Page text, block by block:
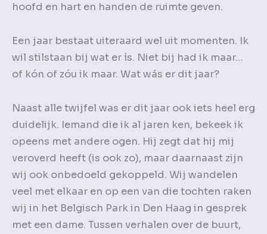
hoofd en hart en handen de ruimte geven.
Een jaar bestaat uiteraard wel uit momenten. Ik
wil stilstaan bij wat er ís. Niet bij had ik maar…
of kón of zóu ik maar. Wat wás er dit jaar?
Naast alle twijfel was er dit jaar ook iets heel erg
duidelijk. Iemand die ik al jaren ken, bekeek ik
opeens met andere ogen. Hij zegt dat hij mij
veroverd heeft (is ook zo), maar daarnaast zijn
wij ook onbedoeld gekoppeld. Wij wandelen
veel met elkaar en op een van die tochten raken
wij in het Belgisch Park in Den Haag in gesprek
met een dame. Tussen verhalen over de buurt,